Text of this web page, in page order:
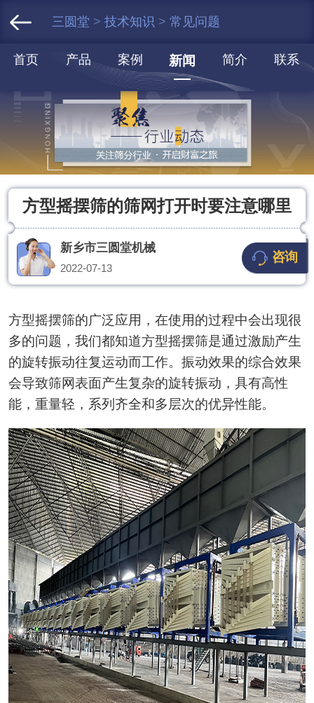
三圆堂 > 技术知识 > 常见问题
首页 产品 案例 新闻 简介 联系
方型摇摆筛的筛网打开时要注意哪里
新乡市三圆堂机械
2022-07-13
咨询
方型摇摆筛的广泛应用，在使用的过程中会出现很
多的问题，我们都知道方型摇摆筛是通过激励产生
的旋转振动往复运动而工作。振动效果的综合效果
会导致筛网表面产生复杂的旋转振动，具有高性
能，重量轻，系列齐全和多层次的优异性能。